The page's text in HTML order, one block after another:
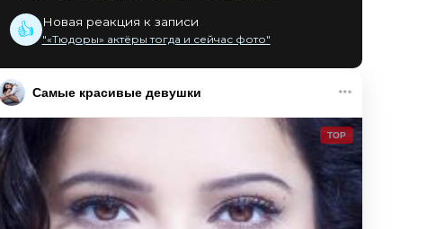
👍 Новая реакция к записи
"«Тюдоры» актёры тогда и сейчас фото"
Самые красивые девушки
TOP